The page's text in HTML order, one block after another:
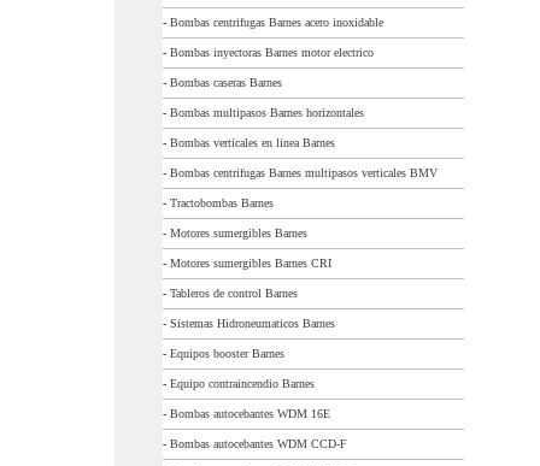
- Bombas centrifugas Barnes acero inoxidable
- Bombas inyectoras Barnes motor electrico
- Bombas caseras Barnes
- Bombas multipasos Barnes horizontales
- Bombas verticales en linea Barnes
- Bombas centrifugas Barnes multipasos verticales BMV
- Tractobombas Barnes
- Motores sumergibles Barnes
- Motores sumergibles Barnes CRI
- Tableros de control Barnes
- Sistemas Hidroneumaticos Barnes
- Equipos booster Barnes
- Equipo contraincendio Barnes
- Bombas autocebantes WDM 16E
- Bombas autocebantes WDM CCD-F